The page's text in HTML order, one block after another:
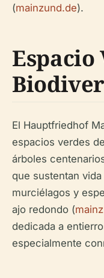
(mainzund.de).
Espacio
El Hauptfriedhof
espacios verdes
árboles
que sustentan
murciélagos y
ajo redondo (
dedicada a
especialmente